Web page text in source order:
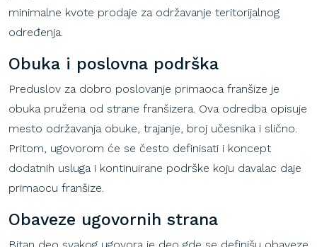
minimalne kvote prodaje za održavanje teritorijalnog
određenja.
Obuka i poslovna podrška
Preduslov za dobro poslovanje primaoca franšize je
obuka pružena od strane franšizera. Ova odredba opisuje
mesto održavanja obuke, trajanje, broj učesnika i slično.
Pritom, ugovorom će se često definisati i koncept
dodatnih usluga i kontinuirane podrške koju davalac daje
primaocu franšize.
Obaveze ugovornih strana